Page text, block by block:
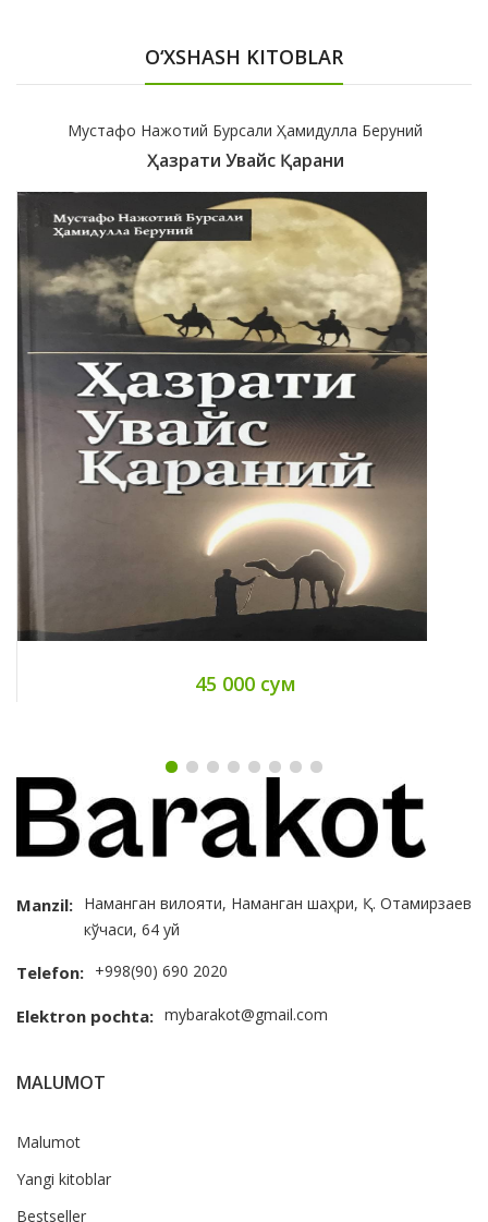
O‘XSHASH KITOBLAR
Мустафо Нажотий Бурсали Ҳамидулла Беруний
Ҳазрати Увайс Қарани
45 000 сум
Manzil: Наманган вилояти, Наманган шаҳри, Қ. Отамирзаев
кўчаси, 64 уй
Telefon: +998(90) 690 2020
Elektron pochta: mybarakot@gmail.com
MALUMOT
Malumot
Yangi kitoblar
Bestseller